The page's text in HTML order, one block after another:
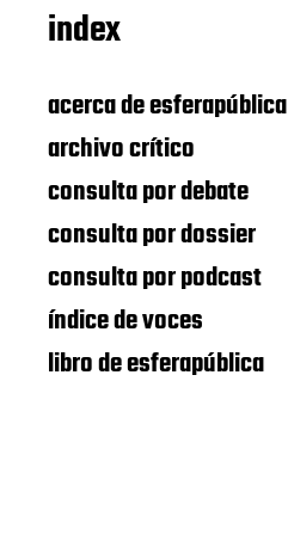
index
acerca de esferapública
archivo crítico
consulta por debate
consulta por dossier
consulta por podcast
índice de voces
libro de esferapública